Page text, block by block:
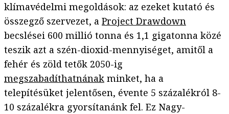
klímavédelmi megoldások: az ezeket kutató és
összegző szervezet, a Project Drawdown
becslései 600 millió tonna és 1,1 gigatonna közé
teszik azt a szén-dioxid-mennyiséget, amitől a
fehér és zöld tetők 2050-ig
megszabadíthatnának minket, ha a
telepítésüket jelentősen, évente 5 százalékról 8-
10 százalékra gyorsítanánk fel. Ez Nagy-